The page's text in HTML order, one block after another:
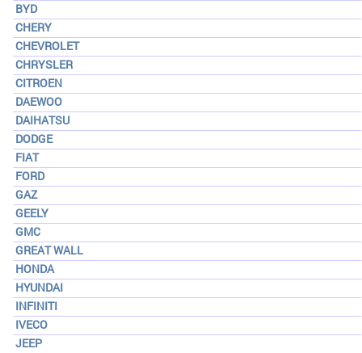
BYD
CHERY
CHEVROLET
CHRYSLER
CITROEN
DAEWOO
DAIHATSU
DODGE
FIAT
FORD
GAZ
GEELY
GMC
GREAT WALL
HONDA
HYUNDAI
INFINITI
IVECO
JEEP